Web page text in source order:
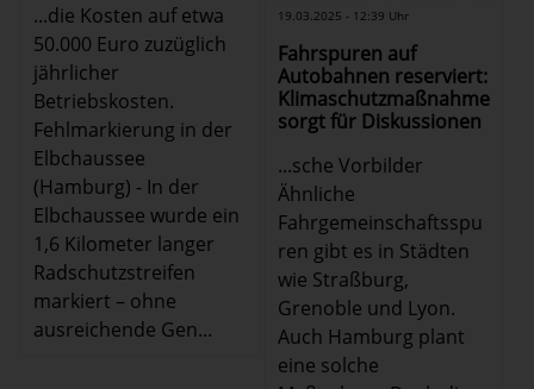
...die Kosten auf etwa
50.000 Euro zuzüglich
jährlicher
Betriebskosten.
Fehlmarkierung in der
Elbchaussee
(Hamburg) - In der
Elbchaussee wurde ein
1,6 Kilometer langer
Radschutzstreifen
markiert – ohne
ausreichende Gen...
19.03.2025 - 12:39 Uhr
Fahrspuren auf
Autobahnen reserviert:
Klimaschutzmaßnahme
sorgt für Diskussionen
...sche Vorbilder
Ähnliche
Fahrgemeinschaftsspu
ren gibt es in Städten
wie Straßburg,
Grenoble und Lyon.
Auch Hamburg plant
eine solche